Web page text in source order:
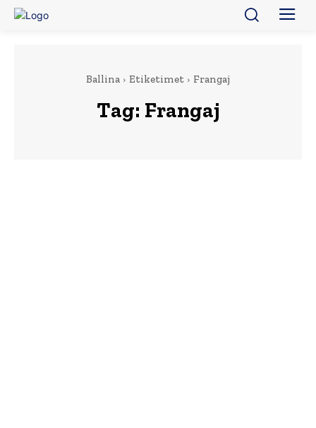
Ballina Etiketimet Frangaj
Tag: Frangaj